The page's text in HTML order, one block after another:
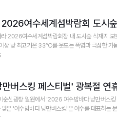
여수세계섬박람회 도시
2026여수세계섬박람회장 내 도시숲 식재지 보
밝혔다. 최근 한 달 이상 낮 최고기온 33℃를 웃도는 폭염과 극심한
버스킹 페스티벌' 광복절 연
순신광장 일원에서 '2026 여수밤바다 낭만버스
맞은 '여수밤바다 낭만버스킹'은 여수를 대표하는